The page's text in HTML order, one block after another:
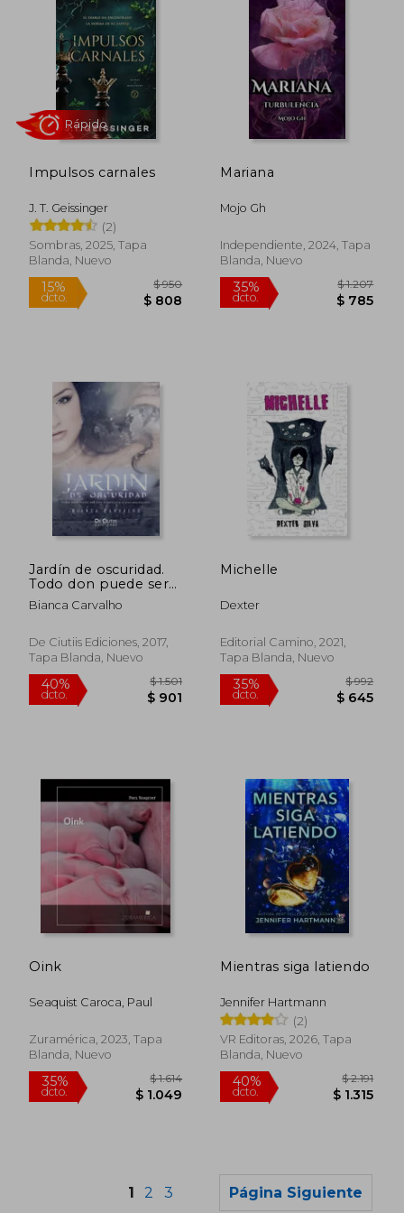
dcto. $ 1.192 dcto.
15%
dcto.
35%
dcto.
dcto. dcto.
Impulsos carnales
J. T. Geissinger
(2)
Sombras, 2025, Tapa
Blanda, Nuevo
Mariana
Mojo Gh
Independiente, 2024, Tapa
Blanda, Nuevo
Jardín de oscuridad.
Todo don puede ser
una bendición o una
maldición
Bianca Carvalho
De Ciutiis Ediciones, 2017,
Tapa Blanda, Nuevo
Michelle
Dexter
Editorial Camino, 2021,
Tapa Blanda, Nuevo
Oink
Seaquist Caroca, Paul
Zuramérica, 2023, Tapa
Blanda, Nuevo
Mientras siga latiendo
Jennifer Hartmann
(2)
VR Editoras, 2026, Tapa
Blanda, Nuevo
1 2 3 Página Siguiente